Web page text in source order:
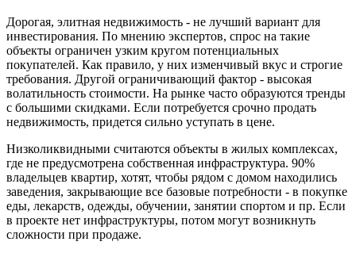
Дорогая, элитная недвижимость - не лучший вариант для
инвестирования. По мнению экспертов, спрос на такие
объекты ограничен узким кругом потенциальных
покупателей. Как правило, у них изменчивый вкус и строгие
требования. Другой ограничивающий фактор - высокая
волатильность стоимости. На рынке часто образуются тренды
с большими скидками. Если потребуется срочно продать
недвижимость, придется сильно уступать в цене.
Низколиквидными считаются объекты в жилых комплексах,
где не предусмотрена собственная инфраструктура. 90%
владельцев квартир, хотят, чтобы рядом с домом находились
заведения, закрывающие все базовые потребности - в покупке
еды, лекарств, одежды, обучении, занятии спортом и пр. Если
в проекте нет инфраструктуры, потом могут возникнуть
сложности при продаже.